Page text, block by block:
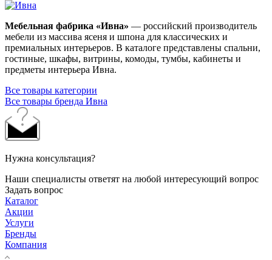
Мебельная фабрика «Ивна» — российский производитель
мебели из массива ясеня и шпона для классических и
премиальных интерьеров. В каталоге представлены спальни,
гостиные, шкафы, витрины, комоды, тумбы, кабинеты и
предметы интерьера Ивна.
Все товары категории
Все товары бренда Ивна
Нужна консультация?
Наши специалисты ответят на любой интересующий вопрос
Задать вопрос
Каталог
Акции
Услуги
Бренды
Компания